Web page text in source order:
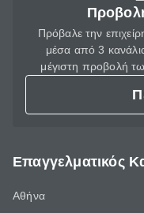
Πρόβαλε την
μέσα από 3
μέγιστη προβολή
Επαγγελματικός
Αθήνα